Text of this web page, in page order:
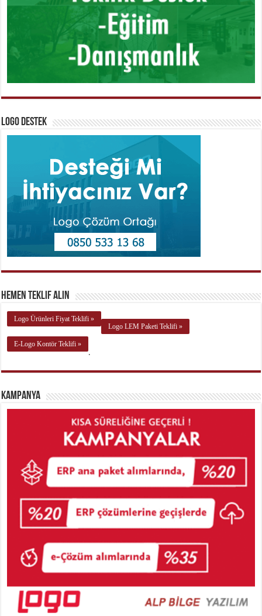
Logo Destek
Hemen Teklif Alın
Logo Ürünleri Fiyat Teklifi »
Logo LEM Paketi Teklifi »
E-Logo Kontör Teklifi »
.
Kampanya